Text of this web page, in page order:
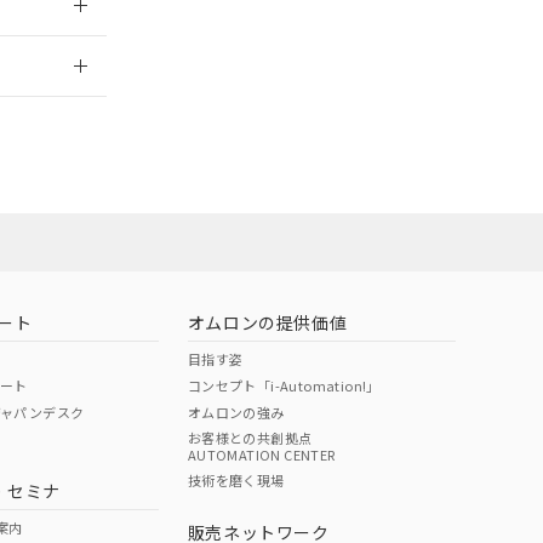
ページへ
ください
ト
ト
パンデスク
セミナ
内
オムロンの提供価値
目指す姿
コンセプト「i-Automation!」
オムロンの強み
お客様との共創拠点
AUTOMATION CENTER
技術を磨く現場
販売ネットワーク